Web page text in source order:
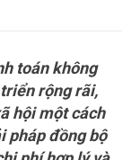
toán không
rộng rãi,
hội một cách
pháp đồng bộ